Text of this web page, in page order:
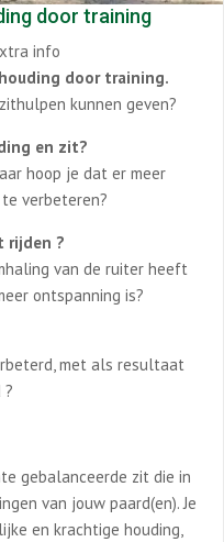
door training
info
door training.
kunnen geven?
en zit?
hoop je dat er meer
verbeteren?
rijden ?
van de ruiter heeft
ontspanning is?
met als resultaat
gebalanceerde zit die in
van jouw paard(en). Je
en krachtige houding,